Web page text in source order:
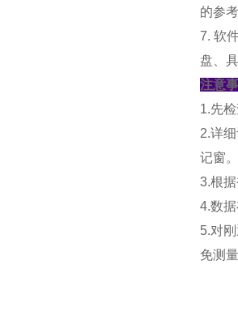
的参
7. 软
盘、
注意
1.先
2.详
记窗。
3.根
4.数
5.对
免测